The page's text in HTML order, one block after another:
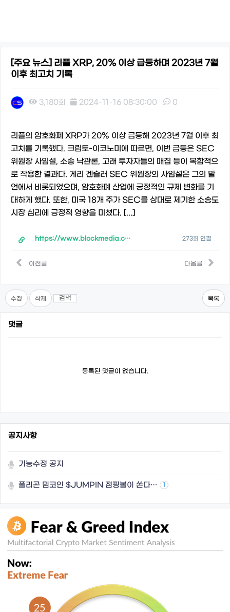
[주요 뉴스] 리플 XRP, 20% 이상 급등하며 2023년 7월
이후 최고치 기록
3,180회 2024-11-16 08:30:00 0
리플의 암호화폐 XRP가 20% 이상 급등해 2023년 7월 이후 최
고치를 기록했다. 크립토-이코노미에 따르면, 이번 급등은 SEC
위원장 사임설, 소송 낙관론, 고래 투자자들의 매집 등이 복합적으
로 작용한 결과다. 게리 겐슬러 SEC 위원장의 사임설은 그의 발
언에서 비롯되었으며, 암호화폐 산업에 긍정적인 규제 변화를 기
대하게 했다. 또한, 미국 18개 주가 SEC를 상대로 제기한 소송도
시장 심리에 긍정적 영향을 미쳤다. [...]
https://www.blockmedia.co.kr/archives/779519 273회 연결
이전글 다음글
수정 삭제 검색 목록
댓글
등록된 댓글이 없습니다.
공지사항
기능수정 공지
폴리곤 밈코인 $JUMPIN 점핑볼이 쏜다… 1